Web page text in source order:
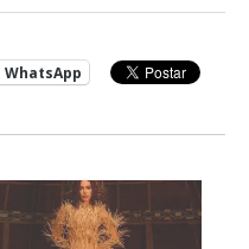
WhatsApp